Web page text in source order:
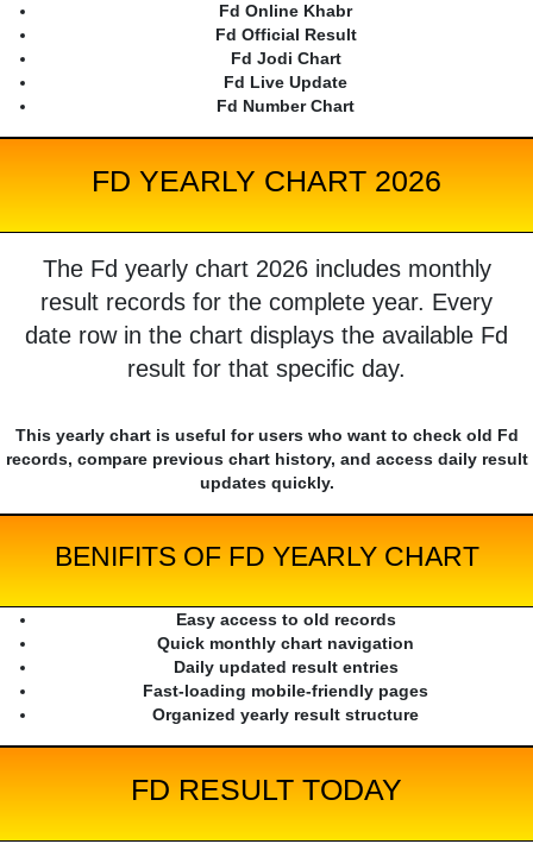
Fd Online Khabr
Fd Official Result
Fd Jodi Chart
Fd Live Update
Fd Number Chart
FD YEARLY CHART 2026
The Fd yearly chart 2026 includes monthly
result records for the complete year. Every
date row in the chart displays the available Fd
result for that specific day.
This yearly chart is useful for users who want to check old Fd
records, compare previous chart history, and access daily result
updates quickly.
BENIFITS OF FD YEARLY CHART
Easy access to old records
Quick monthly chart navigation
Daily updated result entries
Fast-loading mobile-friendly pages
Organized yearly result structure
FD RESULT TODAY